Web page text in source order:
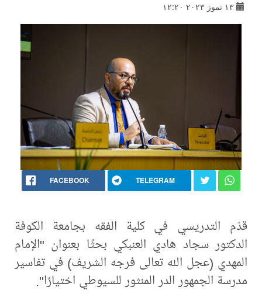
١٣ تموز ٢٠٢٣ ١٢:٢٠
FACEBOOK TELEGRAM
قدّم التدريسي في كلية الفقه بجامعة الكوفة
الدكتور سجاد هادي العنبكي بحثًا بعنوان "الإمام
المهدي (عجل الله تعالى فرجه الشريف) في تفاسير
مدرسة الجمهور الدر المنثور للسيوطي اختيارًا".